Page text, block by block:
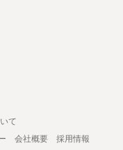
て
会社概要
採用情報